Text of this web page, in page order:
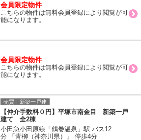
会員限定物件
こちらの物件は無料会員登録により閲覧が可
能になります。
会員限定物件
こちらの物件は無料会員登録により閲覧が可
能になります。
売買｜新築一戸建
【仲介手数料０円】平塚市南金目 新築一戸
建て 全2棟
小田急小田原線「鶴巻温泉」駅 バス12
分 「青柳（神奈川県）」 停歩4分